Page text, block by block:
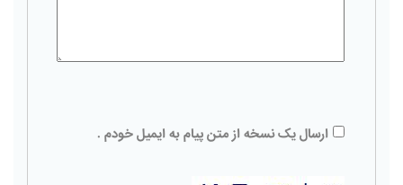
ارسال یک نسخه از متن پیام به ایمیل خودم .